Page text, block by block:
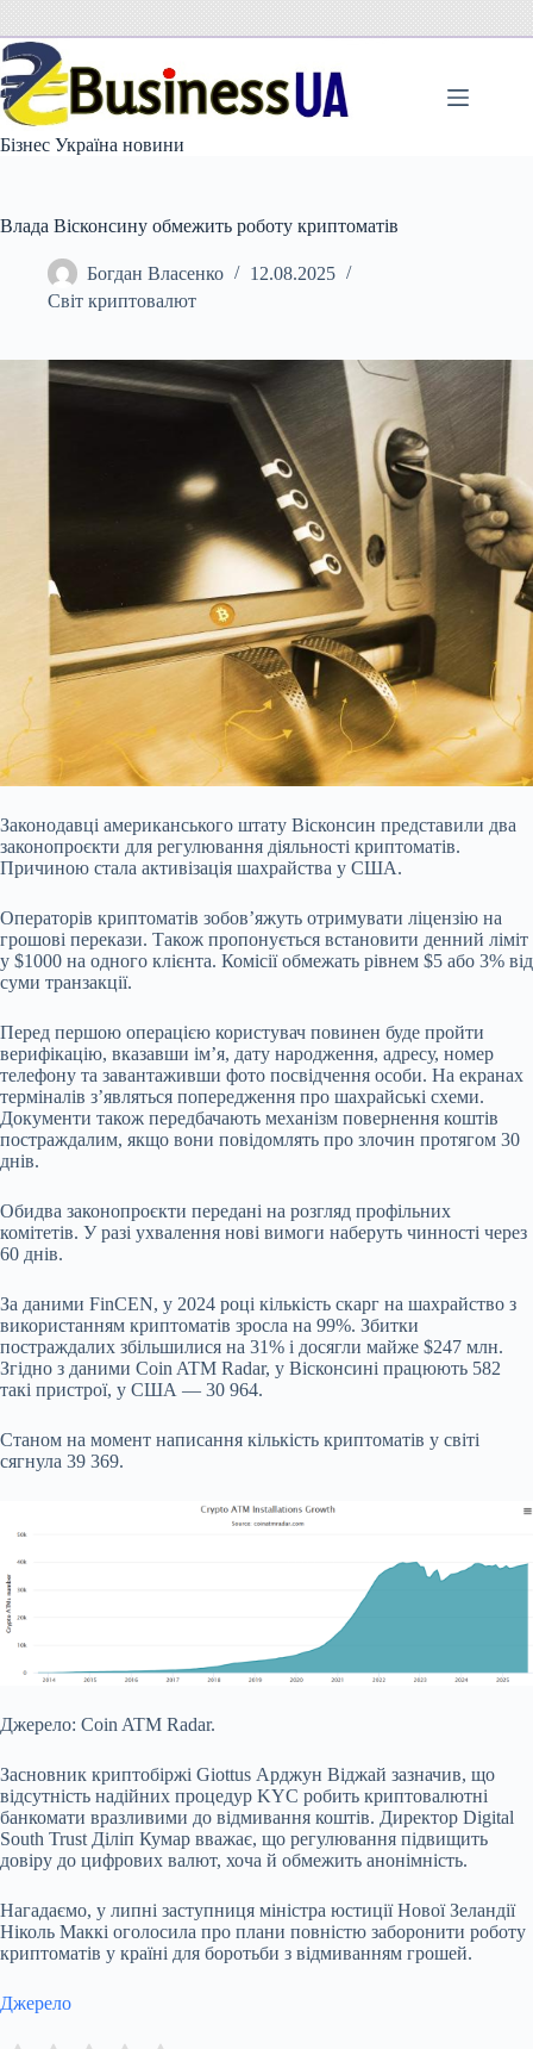
вмісту
Бізнес Україна новини
Влада Вісконсину обмежить роботу криптоматів
Богдан Власенко
12.08.2025
Світ криптовалют
Законодавці американського штату Вісконсин представили два
законопроєкти для регулювання діяльності криптоматів.
Причиною стала активізація шахрайства у США.
Операторів криптоматів зобов’яжуть отримувати ліцензію на
грошові перекази. Також пропонується встановити денний ліміт
у $1000 на одного клієнта. Комісії обмежать рівнем $5 або 3% від
суми транзакції.
Перед першою операцією користувач повинен буде пройти
верифікацію, вказавши ім’я, дату народження, адресу, номер
телефону та завантаживши фото посвідчення особи. На екранах
терміналів з’являться попередження про шахрайські схеми.
Документи також передбачають механізм повернення коштів
постраждалим, якщо вони повідомлять про злочин протягом 30
днів.
Обидва законопроєкти передані на розгляд профільних
комітетів. У разі ухвалення нові вимоги наберуть чинності через
60 днів.
За даними FinCEN, у 2024 році кількість скарг на шахрайство з
використанням криптоматів зросла на 99%. Збитки
постраждалих збільшилися на 31% і досягли майже $247 млн.
Згідно з даними Coin ATM Radar, у Вісконсині працюють 582
такі пристрої, у США — 30 964.
Станом на момент написання кількість криптоматів у світі
сягнула 39 369.
Джерело: Coin ATM Radar.
Засновник криптобіржі Giottus Арджун Віджай зазначив, що
відсутність надійних процедур KYC робить криптовалютні
банкомати вразливими до відмивання коштів. Директор Digital
South Trust Діліп Кумар вважає, що регулювання підвищить
довіру до цифрових валют, хоча й обмежить анонімність.
Нагадаємо, у липні заступниця міністра юстиції Нової Зеландії
Ніколь Маккі оголосила про плани повністю заборонити роботу
криптоматів у країні для боротьби з відмиванням грошей.
Джерело